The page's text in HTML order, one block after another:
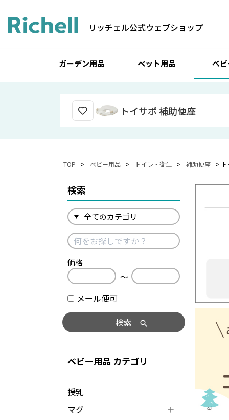
リッチェル公式ウェブショップ
ガーデン用品 ペット用品 ベ
トイサポ 補助便座
TOP ベビー用品 トイレ・衛生 補助便座
検索
価格
〜
メール便可
検索
ベビー用品
授乳
マグ